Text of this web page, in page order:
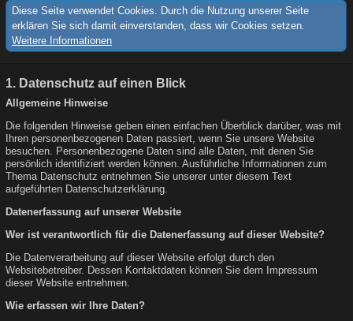
Diese Seite verwendet Cookies. Durch die Nutzung unserer Seite
erklären Sie sich damit einverstanden, dass wir Cookies setzen.
Weitere Informationen
1. Datenschutz auf einen Blick
Allgemeine Hinweise
Die folgenden Hinweise geben einen einfachen Überblick darüber, was mit
Ihren personenbezogenen Daten passiert, wenn Sie unsere Website
besuchen. Personenbezogene Daten sind alle Daten, mit denen Sie
persönlich identifiziert werden können. Ausführliche Informationen zum
Thema Datenschutz entnehmen Sie unserer unter diesem Text
aufgeführten Datenschutzerklärung.
Datenerfassung auf unserer Website
Wer ist verantwortlich für die Datenerfassung auf dieser Website?
Die Datenverarbeitung auf dieser Website erfolgt durch den
Websitebetreiber. Dessen Kontaktdaten können Sie dem Impressum
dieser Website entnehmen.
Wie erfassen wir Ihre Daten?